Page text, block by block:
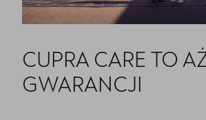
CUPRA CARE TO
GWARANCJI